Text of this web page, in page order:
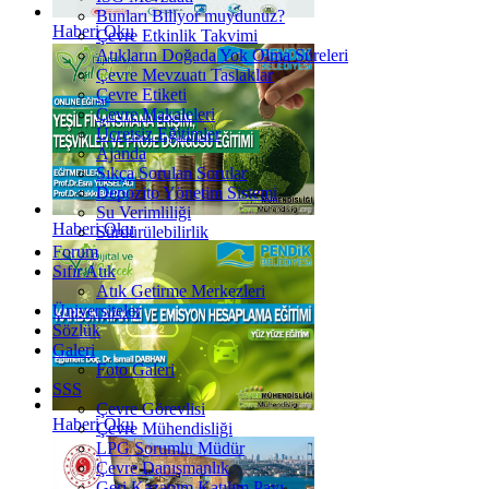
Haberi Oku
Haberi Oku
Haberi Oku
Bunları Biliyor muydunuz?
Çevre Etkinlik Takvimi
Atıkların Doğada Yok Olma Süreleri
Çevre Mevzuatı Taslaklar
Çevre Etiketi
Çevre Makaleleri
Ücretsiz Eğitimler
Ajanda
Sıkça Sorulan Sorular
Depozito Yönetim Sistemi
Su Verimliliği
Sürdürülebilirlik
Forum
Sıfır Atık
Atık Getirme Merkezleri
Üniversiteler
Sözlük
Galeri
Foto Galeri
SSS
Çevre Görevlisi
Çevre Mühendisliği
LPG Sorumlu Müdür
Çevre Danışmanlık